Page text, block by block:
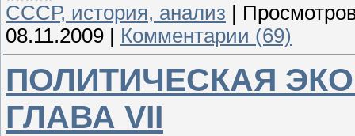
СССР, история, анализ |
08.11.2009 | Комментарии (69)
ПОЛИТИЧЕСКАЯ
ГЛАВА VII